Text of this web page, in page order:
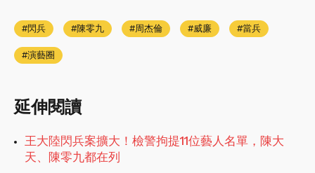
閃兵 陳零九 周杰倫 威廉 當兵
演藝圈
延伸閱讀
王大陸閃兵案擴大！檢警拘提11位藝人名單，陳大
天、陳零九都在列